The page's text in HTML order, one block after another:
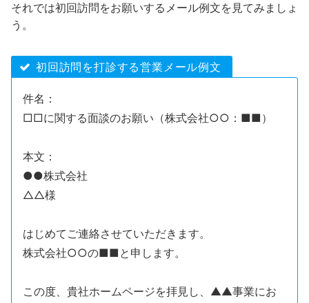
それでは初回訪問をお願いするメール例文を見てみましょ
う。
初回訪問を打診する営業メール例文
件名：
□□に関する面談のお願い（株式会社○○：■■）
本文：
●●株式会社
△△様
はじめてご連絡させていただきます。
株式会社○○の■■と申します。
この度、貴社ホームページを拝見し、▲▲事業にお